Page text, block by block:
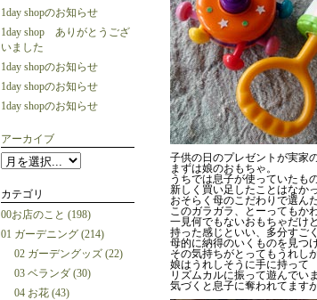
子供の日のプレゼントが実家
まずは娘のおもちゃ。
うちでは息子が使っていたも
新しく買い足したことはなか
おそらく母のこだわりで選ん
このガラガラ、とーってもか
一見何でもないおもちゃだけ
持った感じといい、多分すご
母的に納得のいくものを見つ
その気持ちがとってもうれし
娘はうれしそうに手に持って
リズムカルに振って遊んでい
気づくと息子に奪われてます
1day shopのお知らせ
1day shop ありがとうござ
いました
1day shopのお知らせ
1day shopのお知らせ
1day shopのお知らせ
アーカイブ
カテゴリ
00お店のこと (198)
01 ガーデニング (214)
02 ガーデングッズ (22)
03 ベランダ (30)
04 お花 (43)